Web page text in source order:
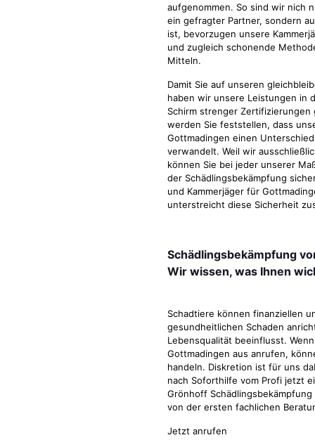
aufgenommen. So sind wir nich
ein gefragter Partner, sondern
ist, bevorzugen unsere
und zugleich schonende
Mitteln.
Damit Sie auf unseren
haben wir unsere Leistungen in
Schirm strenger
werden Sie feststellen, dass
Gottmadingen einen
verwandelt. Weil wir
können Sie bei jeder unserer
der Schädlingsbekämpfung
und Kammerjäger für
unterstreicht diese Sicherheit
Schädlingsbekämpfung
Wir wissen, was Ihnen
Schadtiere können finanziellen
gesundheitlichen Schaden
Lebensqualität beeinflusst.
Gottmadingen aus anrufen,
handeln. Diskretion ist für uns
nach Soforthilfe vom Profi jetzt
Grönhoff
von der ersten fachlichen
Jetzt anrufen